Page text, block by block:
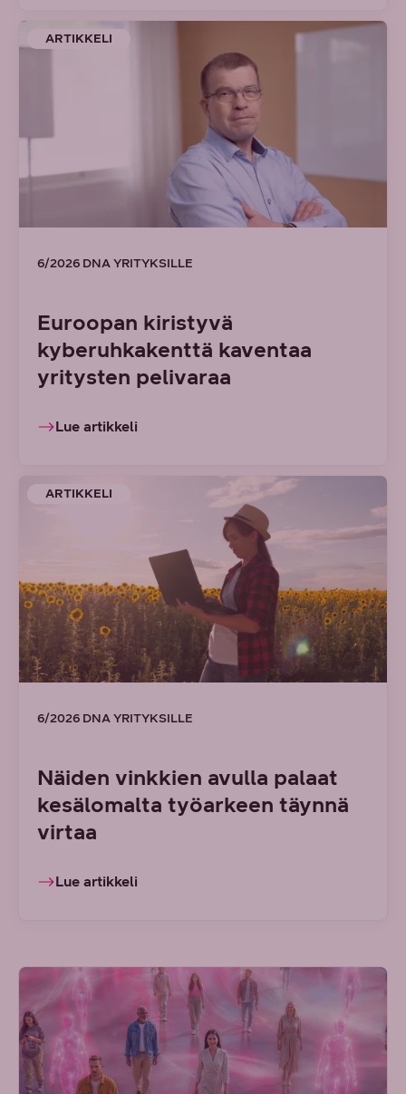
ARTIKKELI
6/2026 DNA YRITYKSILLE
Euroopan kiristyvä
kyberuhkakenttä kaventaa
yritysten pelivaraa
Lue artikkeli
ARTIKKELI
6/2026 DNA YRITYKSILLE
Näiden vinkkien avulla palaat
kesälomalta työarkeen täynnä
virtaa
Lue artikkeli